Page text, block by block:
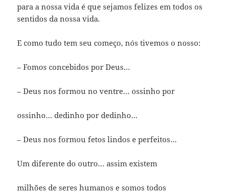
para a nossa vida é que sejamos felizes em todos os
sentidos da nossa vida.
E como tudo tem seu começo, nós tivemos o nosso:
– Fomos concebidos por Deus…
– Deus nos formou no ventre… ossinho por
ossinho… dedinho por dedinho…
– Deus nos formou fetos lindos e perfeitos…
Um diferente do outro… assim existem
milhões de seres humanos e somos todos